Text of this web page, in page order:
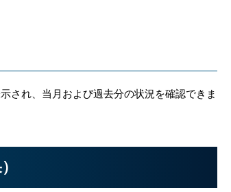
され、当月および過去分の状況を確認できま